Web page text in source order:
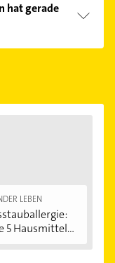
von den
Sie sich
lassen.
hat gerade
.
LEBEN
5 Hausmittel...